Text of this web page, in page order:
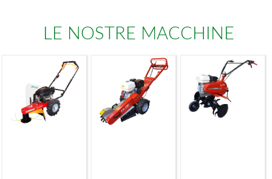
LE NOSTRE MACCHINE